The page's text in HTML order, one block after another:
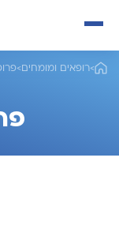
>רופאים ומומחים>